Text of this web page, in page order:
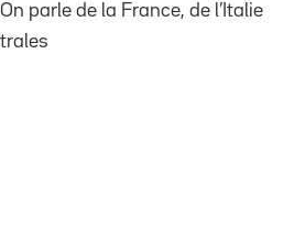
parle de la France, de l’Italie